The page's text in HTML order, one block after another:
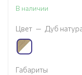
В наличии
Цвет — Дуб
Габариты